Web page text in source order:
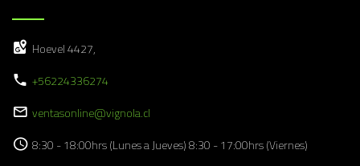
Hoevel 4427,
+56224336274
ventasonline@vignola.cl
8:30 - 18:00hrs (Lunes a Jueves) 8:30 - 17:00hrs (Viernes)